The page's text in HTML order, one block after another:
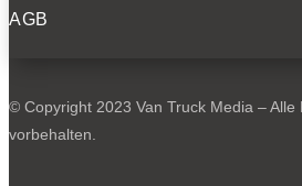
AGB
© Copyright 2023 Van Truck Media – Alle
vorbehalten.